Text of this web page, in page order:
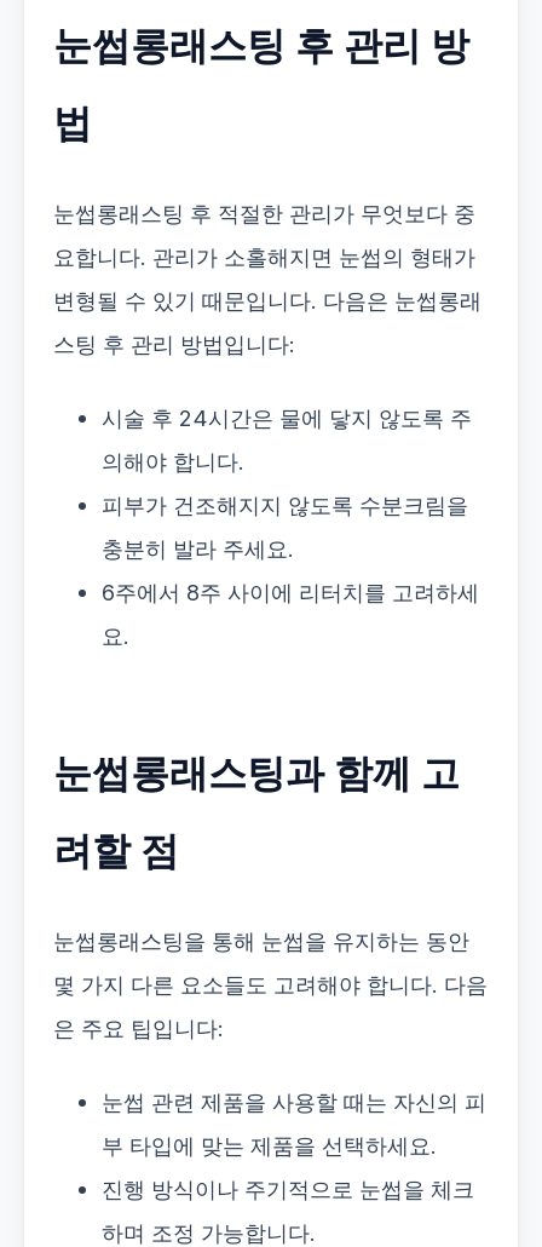
눈썹롱래스팅 후 관리 방
법
눈썹롱래스팅 후 적절한 관리가 무엇보다 중
요합니다. 관리가 소홀해지면 눈썹의 형태가
변형될 수 있기 때문입니다. 다음은 눈썹롱래
스팅 후 관리 방법입니다:
시술 후 24시간은 물에 닿지 않도록 주
의해야 합니다.
피부가 건조해지지 않도록 수분크림을
충분히 발라 주세요.
6주에서 8주 사이에 리터치를 고려하세
요.
눈썹롱래스팅과 함께 고
려할 점
눈썹롱래스팅을 통해 눈썹을 유지하는 동안
몇 가지 다른 요소들도 고려해야 합니다. 다음
은 주요 팁입니다:
눈썹 관련 제품을 사용할 때는 자신의 피
부 타입에 맞는 제품을 선택하세요.
진행 방식이나 주기적으로 눈썹을 체크
하며 조정 가능합니다.